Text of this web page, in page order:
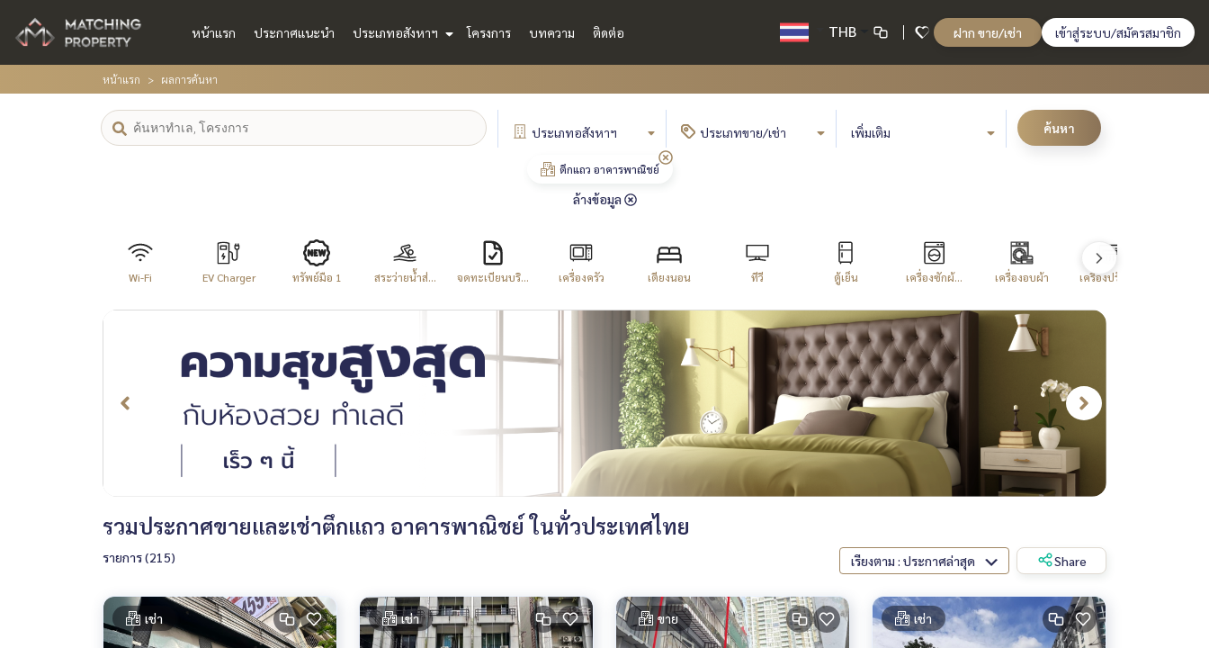
หน้าแรก ประกาศแนะนำ ประเภทอสังหาฯ โครงการ บทความ ติดต่อ THB ฝาก ขาย/เช่า เข้าสู่ระบบ/สมัครสมาชิก
หน้าแรก ผลการค้นหา
ประเภทอสังหาฯ ประเภทขาย/เช่า เพิ่มเติม ค้นหา
ตึกแถว อาคารพาณิชย์
ล้างข้อมูล
Wi-Fi EV Charger ทรัพย์มือ 1 สระว่ายน้ำส่... จดทะเบียนบริ... เครื่องครัว เตียงนอน ทีวี ตู้เย็น เครื่องซักผ้... เครื่องอบผ้า เครื่องปรับอ...
รวมประกาศขายและเช่าตึกแถว อาคารพาณิชย์ ในทั่วประเทศไทย
รายการ (215) เรียงตาม : ประกาศล่าสุด Share
เช่า เช่า ขาย เช่า